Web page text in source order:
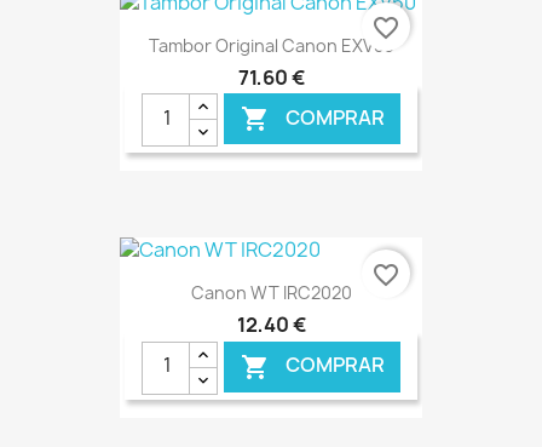
€ ONLINE
Tambor Original Canon EXV50
71,60 €
 COMPRAR
€ ONLINE
favorite_border
Canon WT IRC2020
12,40 €
 COMPRAR
favorite_border